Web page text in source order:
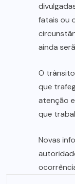
fatais ou
ainda
O
que
atenção
que
Novas